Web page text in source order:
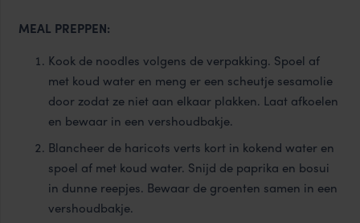
MEAL PREPPEN:
Kook de noodles volgens de verpakking. Spoel af
met koud water en meng er een scheutje sesamolie
door zodat ze niet aan elkaar plakken. Laat afkoelen
en bewaar in een vershoudbakje.
Blancheer de haricots verts kort in kokend water en
spoel af met koud water. Snijd de paprika en bosui
in dunne reepjes. Bewaar de groenten samen in een
vershoudbakje.